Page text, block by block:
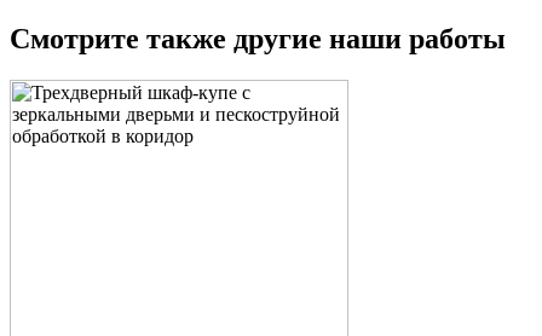
Смотрите также другие наши работы